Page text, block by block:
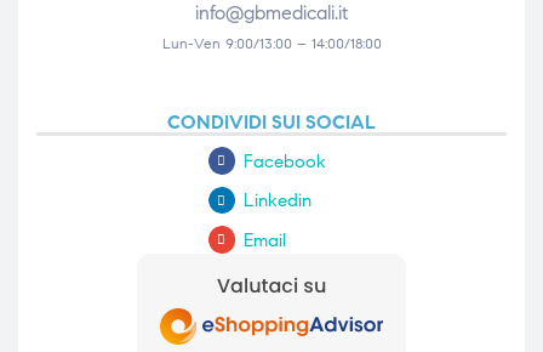
info@gbmedicali.it
Lun-Ven 9:00/13:00 – 14:00/18:00
CONDIVIDI SUI SOCIAL
Facebook
Linkedin
Email